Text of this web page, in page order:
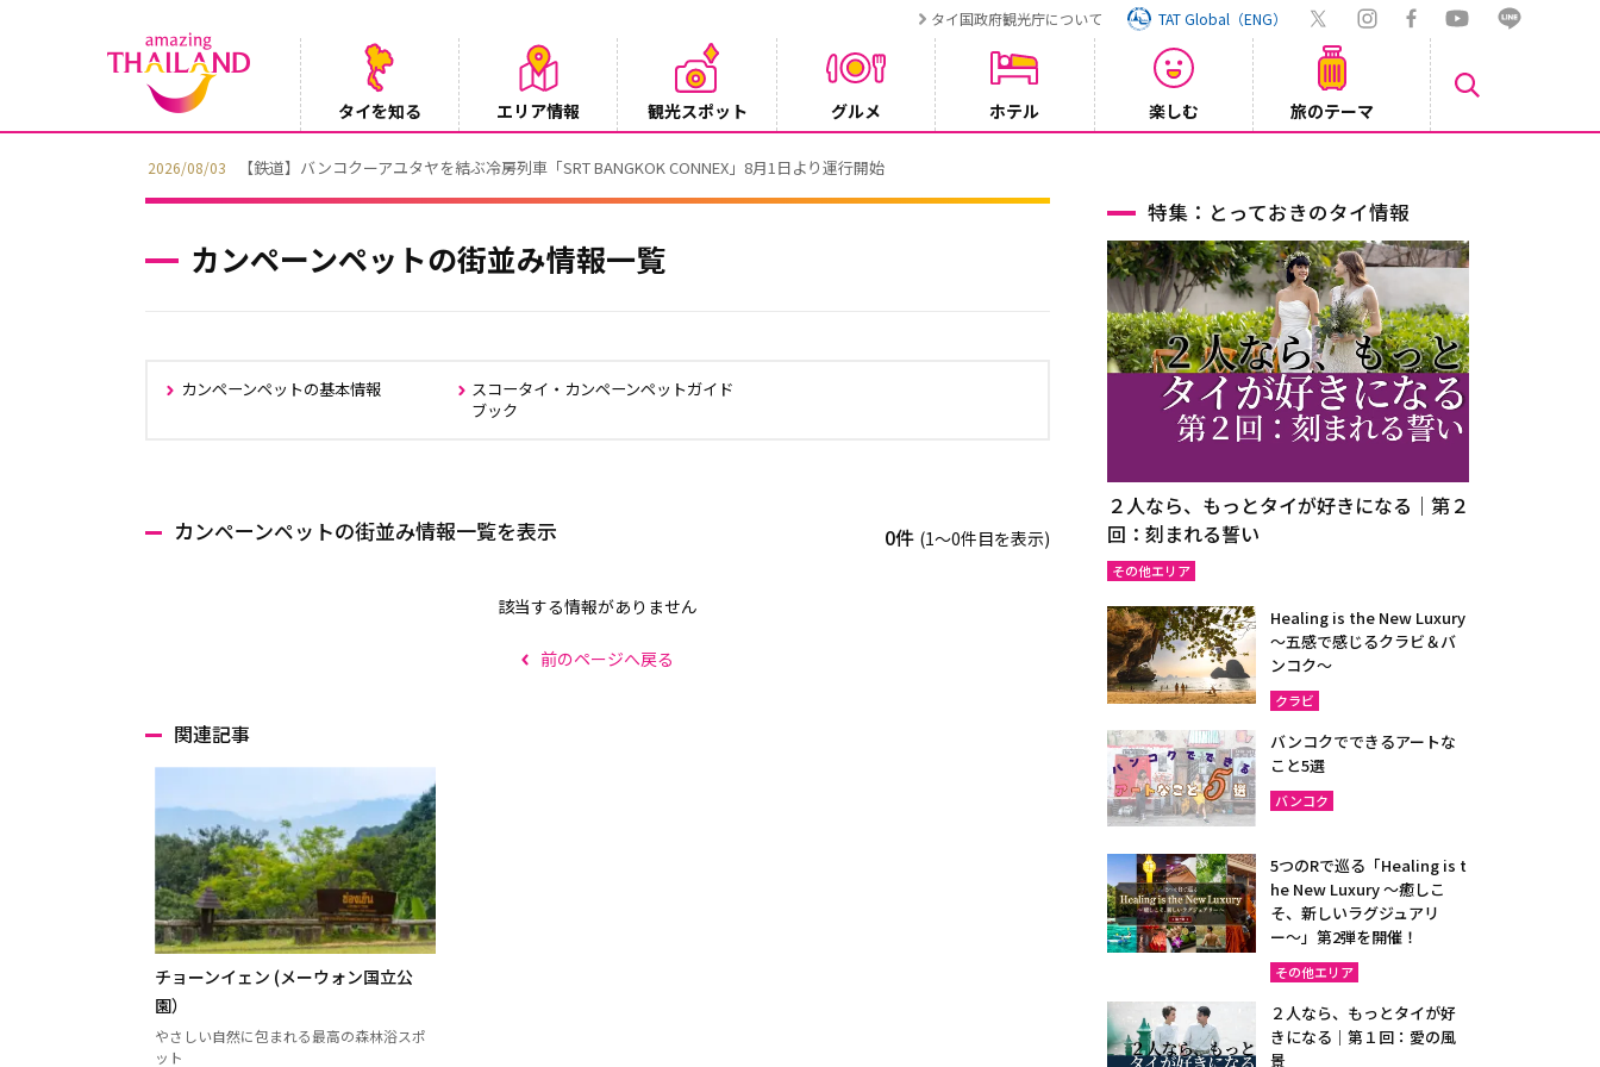
タイ国政府観光庁について TAT Global（ENG）
タイを知る エリア情報 観光スポット グルメ ホテル 楽しむ 旅のテーマ
2026/07/30 【旅ログ】タイで見つけた、空よりも自由な僕ら～Huwei・Hiroya・Jobuのタイ旅～
カンペーンペットの街並み情報一覧
カンペーンペットの基本情報
スコータイ・カンペーンペットガイド
ブック
カンペーンペットの街並み情報一覧を表示 0件 (1〜0件目を表示)
該当する情報がありません
前のページへ戻る
関連記事
チョーンイェン (メーウォン国立公
園）
やさしい自然に包まれる最高の森林浴スポ
ット
特集：とっておきのタイ情報
２人なら、もっとタイが好きになる｜第２
回：刻まれる誓い
その他エリア
Healing is the New Luxury
～五感で感じるクラビ＆バ
ンコク～
クラビ
バンコクでできるアートな
こと5選
バンコク
5つのRで巡る「Healing is t
he New Luxury ～癒しこ
そ、新しいラグジュアリ
ー〜」第2弾を開催！
その他エリア
２人なら、もっとタイが好
きになる｜第１回：愛の風
景